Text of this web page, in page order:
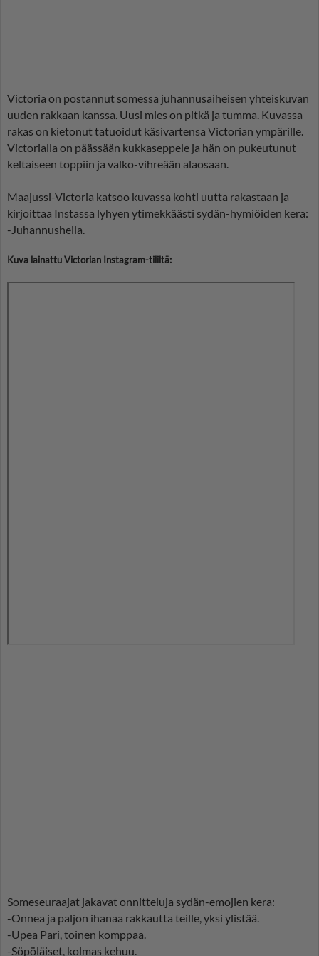
Victoria on postannut somessa juhannusaiheisen yhteiskuvan
uuden rakkaan kanssa. Uusi mies on pitkä ja tumma. Kuvassa
rakas on kietonut tatuoidut käsivartensa Victorian ympärille.
Victorialla on päässään kukkaseppele ja hän on pukeutunut
keltaiseen toppiin ja valko-vihreään alaosaan.
Maajussi-Victoria katsoo kuvassa kohti uutta rakastaan ja
kirjoittaa Instassa lyhyen ytimekkäästi sydän-hymiöiden kera:
-Juhannusheila.
Kuva lainattu Victorian Instagram-tililtä:
Someseuraajat jakavat onnitteluja sydän-emojien kera:
-Onnea ja paljon ihanaa rakkautta teille, yksi ylistää.
-Upea Pari, toinen komppaa.
-Söpöläiset, kolmas kehuu.